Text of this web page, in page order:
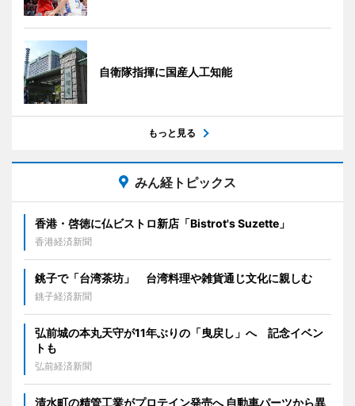
自衛隊指揮に国産人工知能
もっと見る
みん経トピックス
香港・啓徳に仏ビストロ新店「Bistrot's Suzette」
香港経済新聞
銚子で「台湾茶坊」 台湾料理や雑貨通じ文化に親しむ
銚子経済新聞
弘前城の本丸天守が11年ぶりの「曳戻し」へ 記念イベン
トも
弘前経済新聞
清水町の精管工業がプロテイン発売へ 自動車パーツから異